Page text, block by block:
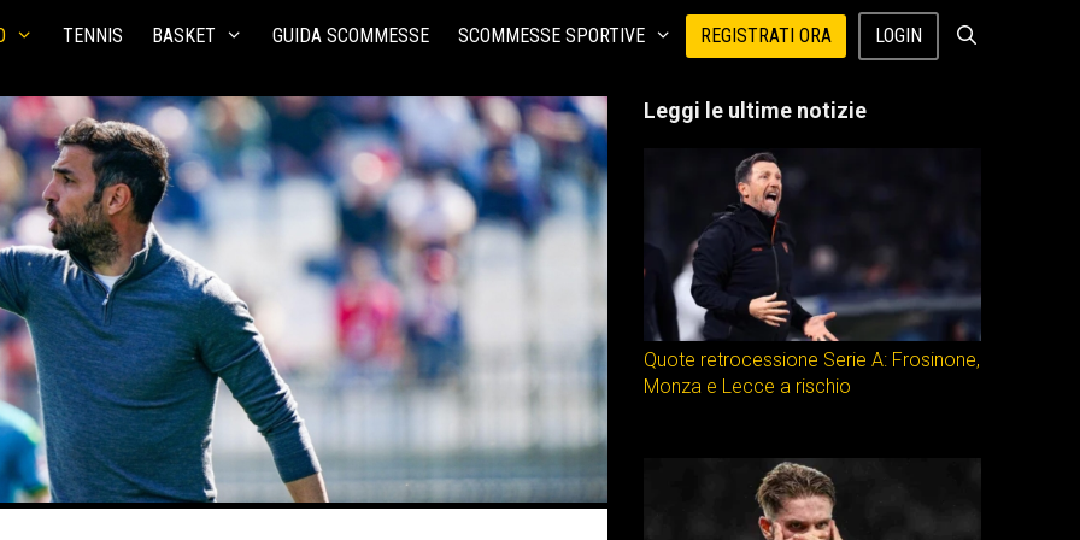
TENNIS BASKET GUIDA SCOMMESSE SCOMMESSE SPORTIVE REGISTRATI ORA LOGIN
Leggi le ultime notizie
Quote retrocessione Serie A: Frosinone,
Monza e Lecce a rischio